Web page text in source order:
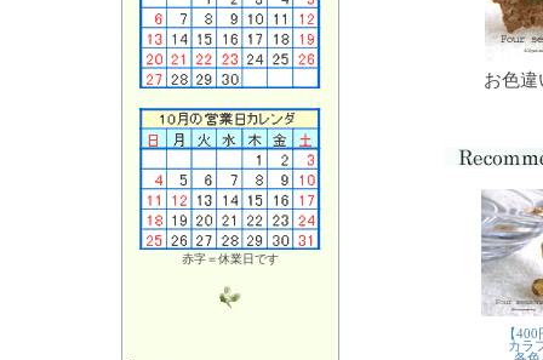
赤字＝休業日です
お色